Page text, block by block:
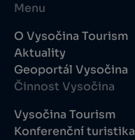
Menu
O Vysočina Tourism
Aktuality
Geoportál Vysočina
Činnost Vysočina
Vysočina Tourism
Konferenční turistika